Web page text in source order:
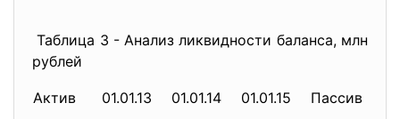
Таблица 3 - Анализ ликвидности баланса, млн
рублей
Актив 01.01.13 01.01.14 01.01.15 Пассив